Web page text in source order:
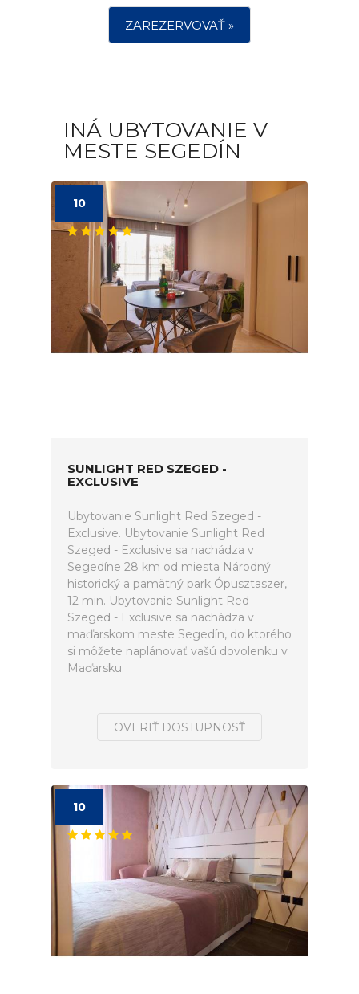
ZAREZERVOVAŤ »
INÁ UBYTOVANIE V
MESTE SEGEDÍN
10
SUNLIGHT RED SZEGED -
EXCLUSIVE
Ubytovanie Sunlight Red Szeged -
Exclusive. Ubytovanie Sunlight Red
Szeged - Exclusive sa nachádza v
Segedíne 28 km od miesta Národný
historický a pamätný park Ópusztaszer,
12 min. Ubytovanie Sunlight Red
Szeged - Exclusive sa nachádza v
maďarskom meste Segedín, do ktorého
si môžete naplánovať vašú dovolenku v
Maďarsku.
OVERIŤ DOSTUPNOSŤ
10